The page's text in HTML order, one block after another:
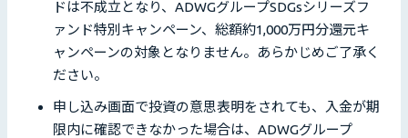
ドは不成立となり、ADWGグループSDGsシリーズフ
ァンド特別キャンペーン、総額約1,000万円分還元キ
ャンペーンの対象となりません。あらかじめご了承く
ださい。
申し込み画面で投資の意思表明をされても、入金が期
限内に確認できなかった場合は、ADWGグループ